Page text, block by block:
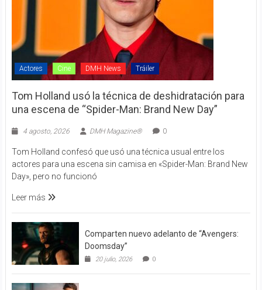
Actores Cine DMH News Tráiler
Tom Holland usó la técnica de deshidratación para
una escena de “Spider-Man: Brand New Day”
4 agosto, 2026 DMH Magazine® 0
Tom Holland confesó que usó una técnica usual entre los
actores para una escena sin camisa en «Spider-Man: Brand New
Day», pero no funcionó
Leer más
Comparten nuevo adelanto de “Avengers:
Doomsday”
20 julio, 2026 0